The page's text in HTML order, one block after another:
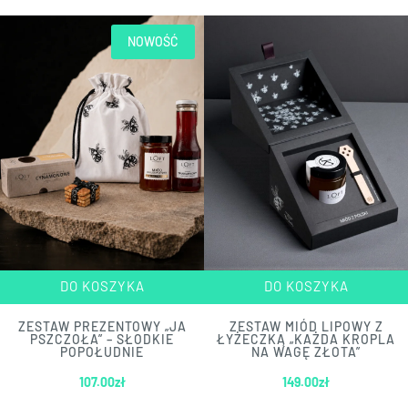
NOWOŚĆ
DO KOSZYKA
ZESTAW PREZENTOWY „JA
PSZCZOŁA” – SŁODKIE
POPOŁUDNIE
107.00zł
DO KOSZYKA
ZESTAW MIÓD LIPOWY Z
ŁYŻECZKĄ „KAŻDA KROPLA
NA WAGĘ ZŁOTA”
149.00zł